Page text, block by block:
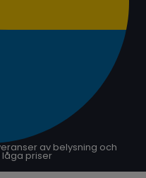
av belysning och
låga priser